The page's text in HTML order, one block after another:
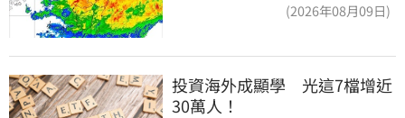
(2026年08月09日)
投資海外成顯學　光這7檔增近
30萬人！